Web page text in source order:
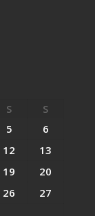
S
S
5
6
12
13
19
20
26
27